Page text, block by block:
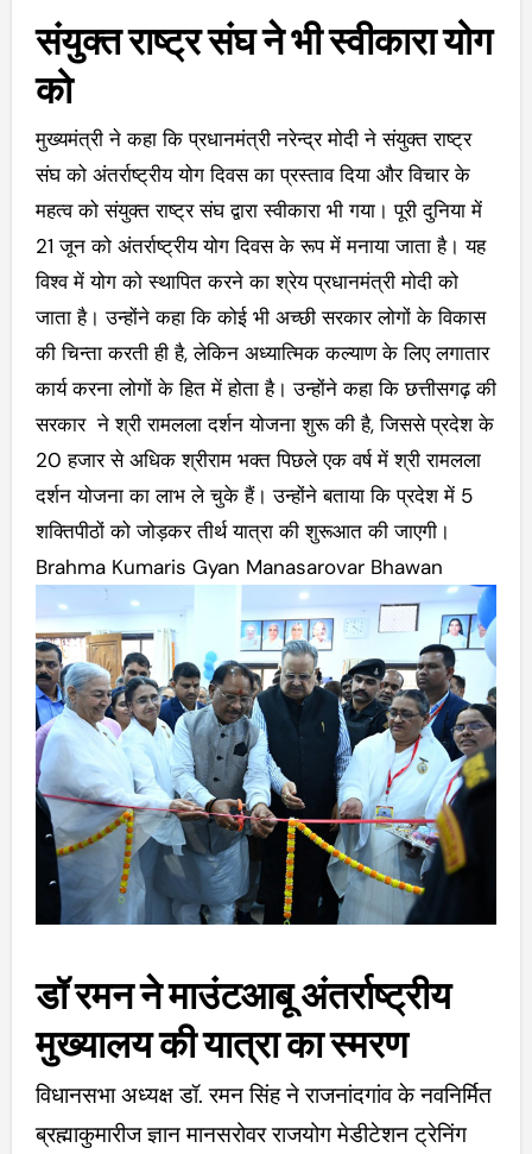
संयुक्त राष्ट्र संघ ने भी स्वीकारा योग
को
मुख्यमंत्री ने कहा कि प्रधानमंत्री नरेन्द्र मोदी ने संयुक्त राष्ट्र
संघ को अंतर्राष्ट्रीय योग दिवस का प्रस्ताव दिया और विचार के
महत्व को संयुक्त राष्ट्र संघ द्वारा स्वीकारा भी गया। पूरी दुनिया में
21 जून को अंतर्राष्ट्रीय योग दिवस के रूप में मनाया जाता है। यह
विश्व में योग को स्थापित करने का श्रेय प्रधानमंत्री मोदी को
जाता है। उन्होंने कहा कि कोई भी अच्छी सरकार लोगों के विकास
की चिन्ता करती ही है, लेकिन अध्यात्मिक कल्याण के लिए लगातार
कार्य करना लोगों के हित में होता है। उन्होंने कहा कि छत्तीसगढ़ की
सरकार ने श्री रामलला दर्शन योजना शुरू की है, जिससे प्रदेश के
20 हजार से अधिक श्रीराम भक्त पिछले एक वर्ष में श्री रामलला
दर्शन योजना का लाभ ले चुके हैं। उन्होंने बताया कि प्रदेश में 5
शक्तिपीठों को जोड़कर तीर्थ यात्रा की शुरूआत की जाएगी।
Brahma Kumaris Gyan Manasarovar Bhawan
डॉ रमन ने माउंटआबू अंतर्राष्ट्रीय
मुख्यालय की यात्रा का स्मरण
विधानसभा अध्यक्ष डॉ. रमन सिंह ने राजनांदगांव के नवनिर्मित
ब्रह्माकुमारीज ज्ञान मानसरोवर राजयोग मेडीटेशन ट्रेनिंग